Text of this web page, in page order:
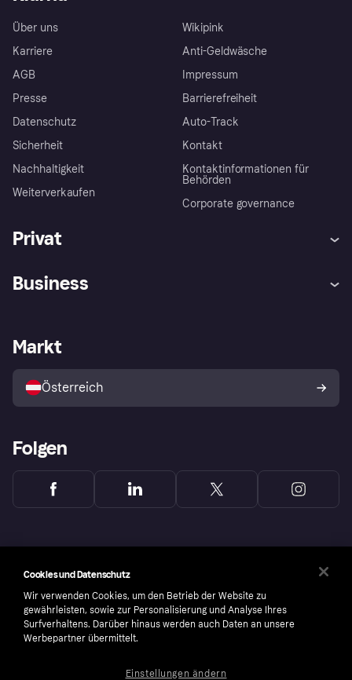
Über uns
Karriere
AGB
Presse
Datenschutz
Sicherheit
Nachhaltigkeit
Weiterverkaufen
Wikipink
Anti-Geldwäsche
Impressum
Barrierefreiheit
Auto-Track
Kontakt
Kontaktinformationen für
Behörden
Corporate governance
Privat
Shops entdecken
Business
Händlerportal
Markt
Österreich
Folgen
Cookies und Datenschutz
Wir verwenden Cookies, um den Betrieb der Website zu
gewährleisten, sowie zur Personalisierung und Analyse Ihres
Surfverhaltens. Darüber hinaus werden auch Daten an unsere
Werbepartner übermittelt.
Einstellungen ändern